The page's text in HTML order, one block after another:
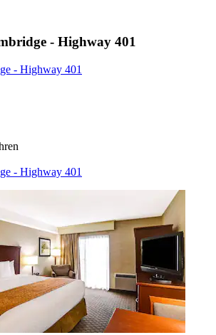
- Highway 401
- Highway 401
- Highway 401